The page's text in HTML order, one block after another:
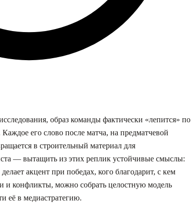
образ команды фактически «лепится» по
его слово после матча, на предматчевой
в строительный материал для
— вытащить из этих реплик устойчивые смыслы:
акцент при победах, кого благодарит, с кем
и конфликты, можно собрать целостную модель
её в медиастратегию.